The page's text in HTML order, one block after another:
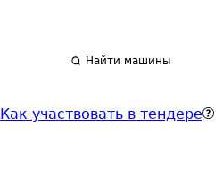
Найти машины
Как участвовать в тендере